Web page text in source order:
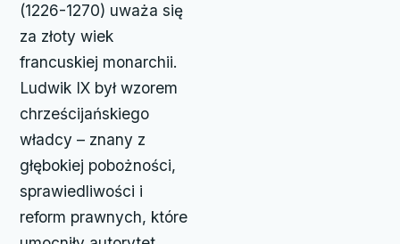
(1226-1270) uważa się
za złoty wiek
francuskiej monarchii.
Ludwik IX był wzorem
chrześcijańskiego
władcy – znany z
głębokiej pobożności,
sprawiedliwości i
reform prawnych, które